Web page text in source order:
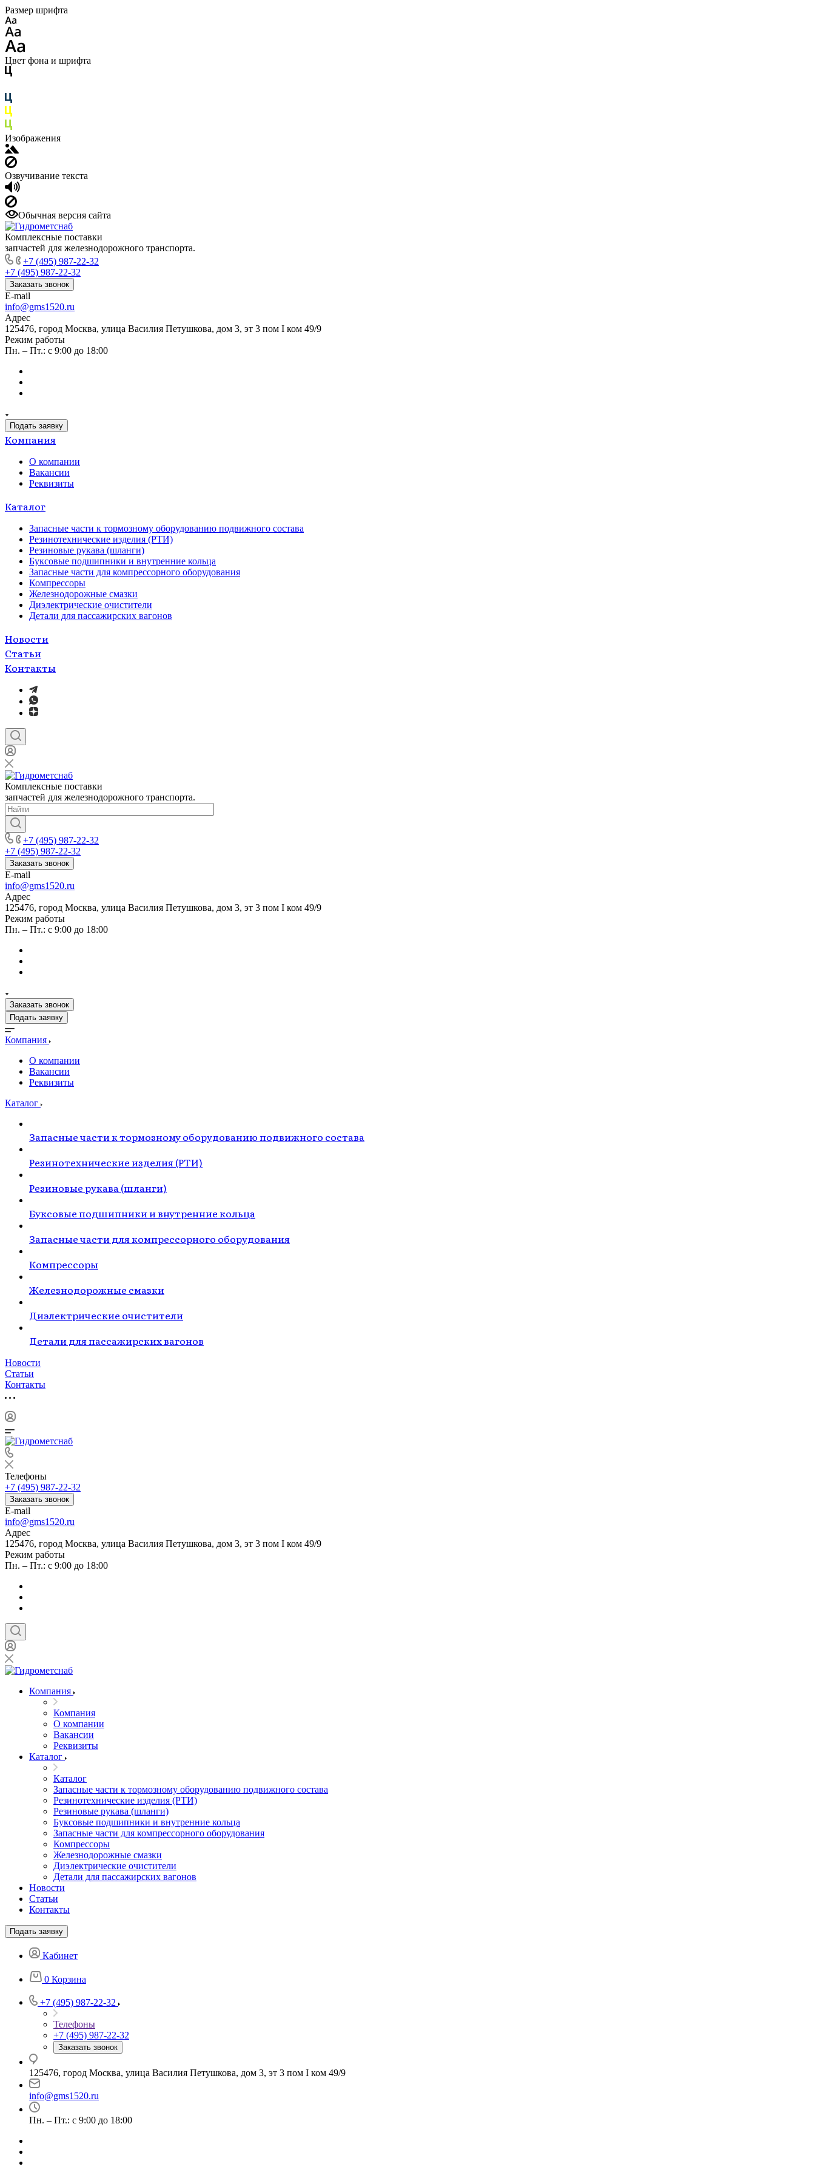
Размер шрифта
Цвет фона и шрифта
Изображения
Озвучивание текста
Обычная версия сайта
Комплексные поставки
запчастей для железнодорожного транспорта.
+7 (495) 987-22-32
+7 (495) 987-22-32
Заказать звонок
E-mail
info@gms1520.ru
Адрес
125476, город Москва, улица Василия Петушкова, дом 3, эт 3 пом I ком 49/9
Режим работы
Пн. – Пт.: с 9:00 до 18:00
Подать заявку
Компания
О компании
Вакансии
Реквизиты
Каталог
Запасные части к тормозному оборудованию подвижного состава
Резинотехнические изделия (РТИ)
Резиновые рукава (шланги)
Буксовые подшипники и внутренние кольца
Запасные части для компрессорного оборудования
Компрессоры
Железнодорожные смазки
Диэлектрические очистители
Детали для пассажирских вагонов
Новости
Статьи
Контакты
Комплексные поставки
запчастей для железнодорожного транспорта.
+7 (495) 987-22-32
+7 (495) 987-22-32
Заказать звонок
E-mail
info@gms1520.ru
Адрес
125476, город Москва, улица Василия Петушкова, дом 3, эт 3 пом I ком 49/9
Режим работы
Пн. – Пт.: с 9:00 до 18:00
Заказать звонок
Подать заявку
Компания
О компании
Вакансии
Реквизиты
Каталог
Запасные части к тормозному оборудованию подвижного состава
Резинотехнические изделия (РТИ)
Резиновые рукава (шланги)
Буксовые подшипники и внутренние кольца
Запасные части для компрессорного оборудования
Компрессоры
Железнодорожные смазки
Диэлектрические очистители
Детали для пассажирских вагонов
Новости
Статьи
Контакты
Телефоны
+7 (495) 987-22-32
Заказать звонок
E-mail
info@gms1520.ru
Адрес
125476, город Москва, улица Василия Петушкова, дом 3, эт 3 пом I ком 49/9
Режим работы
Пн. – Пт.: с 9:00 до 18:00
Компания
Компания
О компании
Вакансии
Реквизиты
Каталог
Каталог
Запасные части к тормозному оборудованию подвижного состава
Резинотехнические изделия (РТИ)
Резиновые рукава (шланги)
Буксовые подшипники и внутренние кольца
Запасные части для компрессорного оборудования
Компрессоры
Железнодорожные смазки
Диэлектрические очистители
Детали для пассажирских вагонов
Новости
Статьи
Контакты
Подать заявку
Кабинет
0 Корзина
+7 (495) 987-22-32
Телефоны
+7 (495) 987-22-32
Заказать звонок
125476, город Москва, улица Василия Петушкова, дом 3, эт 3 пом I ком 49/9
info@gms1520.ru
Пн. – Пт.: с 9:00 до 18:00